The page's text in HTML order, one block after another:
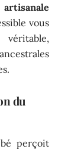
vous
du
perçoit